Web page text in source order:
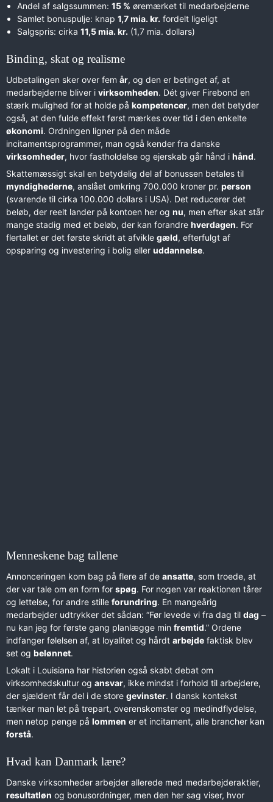
Andel af salgssummen: 15 % øremærket til medarbejderne
Samlet bonuspulje: knap 1,7 mia. kr. fordelt ligeligt
Salgspris: cirka 11,5 mia. kr. (1,7 mia. dollars)
Binding, skat og realisme
Udbetalingen sker over fem år, og den er betinget af, at
medarbejderne bliver i virksomheden. Dét giver Firebond en
stærk mulighed for at holde på kompetencer, men det betyder
også, at den fulde effekt først mærkes over tid i den enkelte
økonomi. Ordningen ligner på den måde
incitamentsprogrammer, man også kender fra danske
virksomheder, hvor fastholdelse og ejerskab går hånd i hånd.
Skattemæssigt skal en betydelig del af bonussen betales til
myndighederne, anslået omkring 700.000 kroner pr. person
(svarende til cirka 100.000 dollars i USA). Det reducerer det
beløb, der reelt lander på kontoen her og nu, men efter skat står
mange stadig med et beløb, der kan forandre hverdagen. For
flertallet er det første skridt at afvikle gæld, efterfulgt af
opsparing og investering i bolig eller uddannelse.
Menneskene bag tallene
Annonceringen kom bag på flere af de ansatte, som troede, at
der var tale om en form for spøg. For nogen var reaktionen tårer
og lettelse, for andre stille forundring. En mangeårig
medarbejder udtrykker det sådan: “Før levede vi fra dag til dag –
nu kan jeg for første gang planlægge min fremtid.” Ordene
indfanger følelsen af, at loyalitet og hårdt arbejde faktisk blev
set og belønnet.
Lokalt i Louisiana har historien også skabt debat om
virksomhedskultur og ansvar, ikke mindst i forhold til arbejdere,
der sjældent får del i de store gevinster. I dansk kontekst
tænker man let på trepart, overenskomster og medindflydelse,
men netop penge på lommen er et incitament, alle brancher kan
forstå.
Hvad kan Danmark lære?
Danske virksomheder arbejder allerede med medarbejderaktier,
resultatløn og bonusordninger, men den her sag viser, hvor